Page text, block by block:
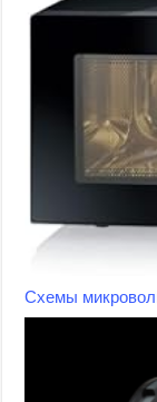
Схемы